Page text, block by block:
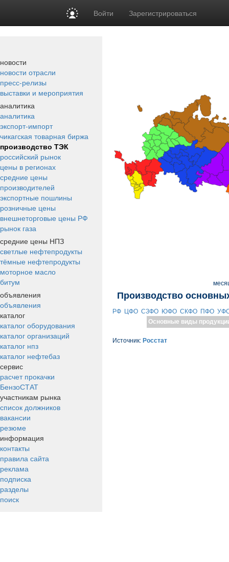
Войти Зарегистрироваться
новости
новости отрасли
пресс-релизы
выставки и мероприятия
аналитика
аналитика
экспорт-импорт
чикагская товарная биржа
производство ТЭК
российский рынок
цены в регионах
средние цены
производителей
экспортные пошлины
розничные цены
внешнеторговые цены РФ
рынок газа
средние цены НПЗ
светлые нефтепродукты
тёмные нефтепродукты
моторное масло
битум
объявления
объявления
каталог
каталог оборудования
каталог организаций
каталог нпз
каталог нефтебаз
сервис
расчет прокачки
БензоСТАТ
участникам рынка
список должников
вакансии
резюме
информация
контакты
правила сайта
реклама
подписка
разделы
поиск
Производство
РФ ЦФО СЗФО ЮФО СКФО ПФО
Основные виды
Источник: Росстат